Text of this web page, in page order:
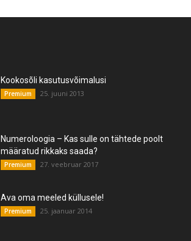
Kookosõli kasutusvõimalusi
Premium 25. juuni 2013
Numeroloogia – Kas sulle on tähtede poolt
määratud rikkaks saada?
Premium 27. veebruar 2017
Ava oma meeled küllusele!
Premium 25. jaanuar 2014